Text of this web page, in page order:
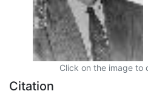
Click on the image to
Citation